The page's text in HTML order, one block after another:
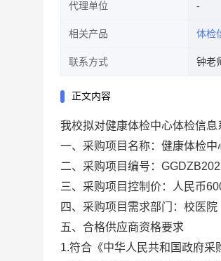
代理单位
相关产品 体检
联系方式 钟老
正文内容
我校拟对健康体检中心体检信
一、采购项目名称：健康体检
二、采购项目编号：
三、采购项目控制价：人民币
四、采购项目需求部门：校医院
五、合格供应商资格要求
1.符合《中华人民共和国政府采